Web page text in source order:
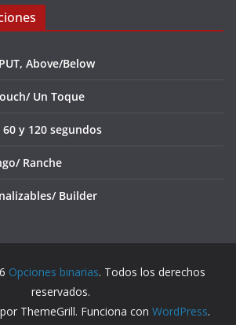
Above/Below
Un Toque
y 120 segundos
Ranche
Builder
Opciones binarias. Todos los derechos
reservados.
ThemeGrill. Funciona con WordPress.